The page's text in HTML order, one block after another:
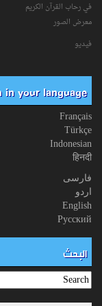
في رحاب القرآن الکریم
معرض الصور
فیدیو
in your language
Français
Türkçe
Indonesian
हिनदी
فارسی
اردو
English
Русский
البحث